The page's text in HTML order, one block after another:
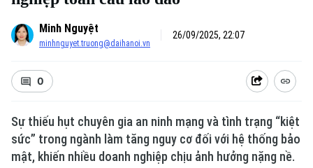
Minh Nguyệt
minhnguyet.truong@daihanoi.vn
26/09/2025, 22:07
0
Sự thiếu hụt chuyên gia an ninh mạng và tình trạng “kiệt
sức” trong ngành làm tăng nguy cơ đối với hệ thống bảo
mật, khiến nhiều doanh nghiệp chịu ảnh hưởng nặng nề.